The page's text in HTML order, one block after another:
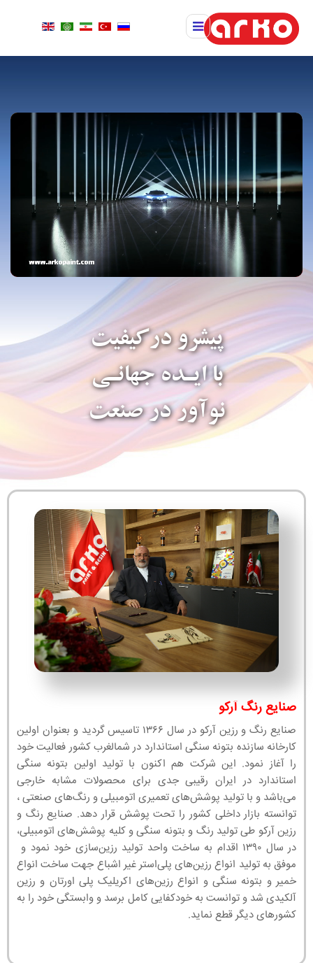
پیشرو درکیفیت
با ایـده جهانـی
نوآور در صنعت
صنایع رنگ آرکو
صنایع رنگ و رزین آرکو در سال ۱۳۶۶ تاسیس گردید و بعنوان اولین
کارخانه سازنده بتونه سنگی استاندارد در شمالغرب کشور فعالیت خود
را آغاز نمود. این شرکت هم اکنون با تولید اولین بتونه سنگی
استاندارد در ایران رقیبی جدی برای محصولات مشابه خارجی
می‌باشد و با تولید پوشش‌های تعمیری اتومبیلی و رنگ‌های صنعتی ،
توانسته بازار داخلی کشور را تحت پوشش قرار دهد. صنایع رنگ و
رزین آرکو طی تولید رنگ و بتونه سنگی و کلیه پوشش‌های اتومبیلی،
در سال ۱۳۹۰ اقدام به ساخت واحد تولید رزین‌سازی خود نمود و
موفق به تولید انواع رزین‌های پلی‌استر غیر اشباع جهت ساخت انواع
خمیر و بتونه سنگی و انواع رزین‌های اکریلیک پلی اورتان و رزین
آلکیدی شد و توانست به خودکفایی کامل برسد و وابستگی خود را به
کشورهای دیگر قطع نماید.